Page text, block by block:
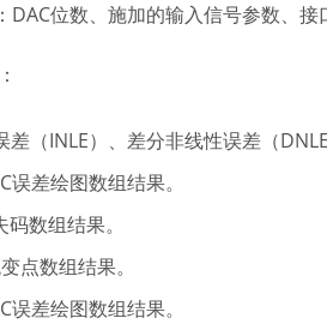
DAC位数、施加的输入信号参数、接
差（INLE）、差分非线性误差（
误差绘图数组结果。
数组结果。
点数组结果。
误差绘图数组结果。